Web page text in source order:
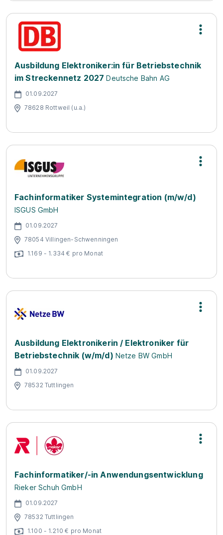
Ausbildung Elektroniker:in für Betriebstechnik
im Streckennetz 2027 Deutsche Bahn AG
01.09.2027
78628 Rottweil (u.a.)
Fachinformatiker Systemintegration (m/w/d)
ISGUS GmbH
01.09.2027
78054 Villingen-Schwenningen
1.169 - 1.334 € pro Monat
Ausbildung Elektronikerin / Elektroniker für
Betriebstechnik (w/m/d) Netze BW GmbH
01.09.2027
78532 Tuttlingen
Fachinformatiker/-in Anwendungsentwicklung
Rieker Schuh GmbH
01.09.2027
78532 Tuttlingen
1.100 - 1.210 € pro Monat